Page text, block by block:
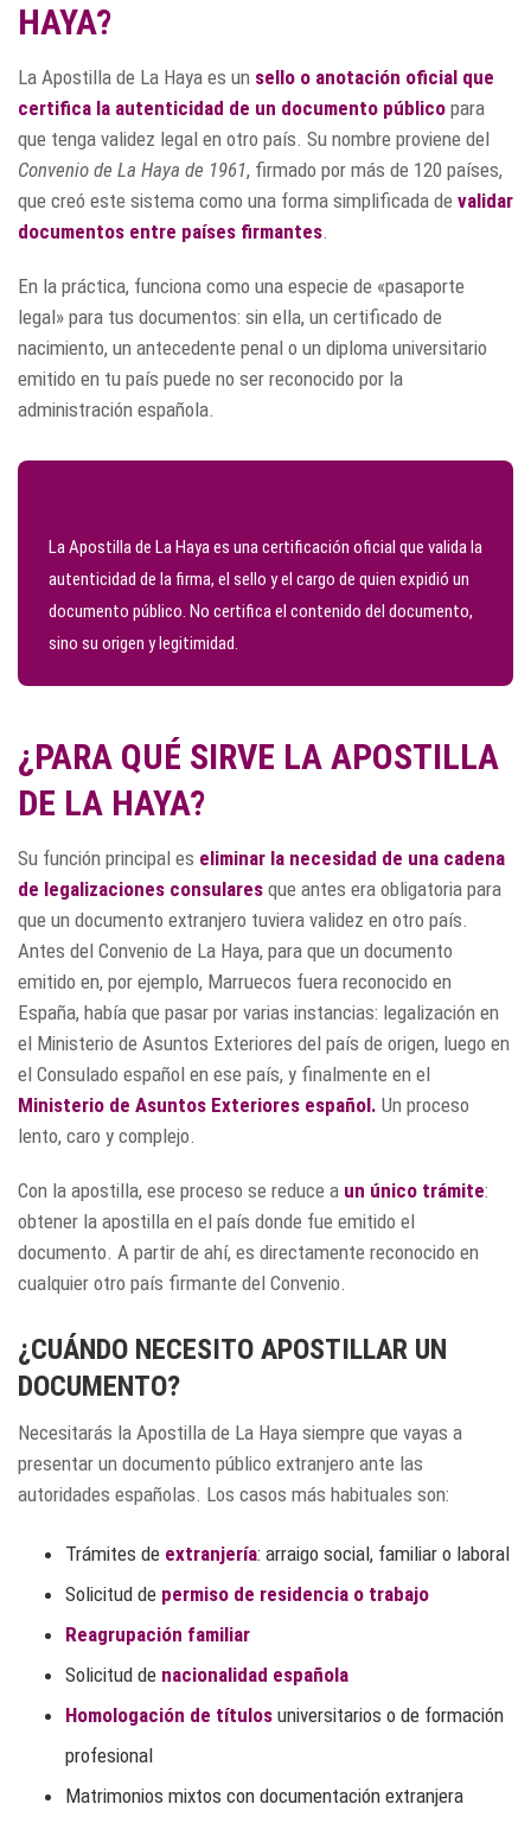
HAYA?
La Apostilla de La Haya es un sello o anotación oficial que
certifica la autenticidad de un documento público para
que tenga validez legal en otro país. Su nombre proviene del
Convenio de La Haya de 1961, firmado por más de 120 países,
que creó este sistema como una forma simplificada de validar
documentos entre países firmantes.
En la práctica, funciona como una especie de «pasaporte
legal» para tus documentos: sin ella, un certificado de
nacimiento, un antecedente penal o un diploma universitario
emitido en tu país puede no ser reconocido por la
administración española.
La Apostilla de La Haya es una certificación oficial que valida la
autenticidad de la firma, el sello y el cargo de quien expidió un
documento público. No certifica el contenido del documento,
sino su origen y legitimidad.
¿PARA QUÉ SIRVE LA APOSTILLA
DE LA HAYA?
Su función principal es eliminar la necesidad de una cadena
de legalizaciones consulares que antes era obligatoria para
que un documento extranjero tuviera validez en otro país.
Antes del Convenio de La Haya, para que un documento
emitido en, por ejemplo, Marruecos fuera reconocido en
España, había que pasar por varias instancias: legalización en
el Ministerio de Asuntos Exteriores del país de origen, luego en
el Consulado español en ese país, y finalmente en el
Ministerio de Asuntos Exteriores español. Un proceso
lento, caro y complejo.
Con la apostilla, ese proceso se reduce a un único trámite:
obtener la apostilla en el país donde fue emitido el
documento. A partir de ahí, es directamente reconocido en
cualquier otro país firmante del Convenio.
¿CUÁNDO NECESITO APOSTILLAR UN
DOCUMENTO?
Necesitarás la Apostilla de La Haya siempre que vayas a
presentar un documento público extranjero ante las
autoridades españolas. Los casos más habituales son:
Trámites de extranjería: arraigo social, familiar o laboral
Solicitud de permiso de residencia o trabajo
Reagrupación familiar
Solicitud de nacionalidad española
Homologación de títulosuniversitarios o de formación
profesional
Matrimonios mixtos con documentación extranjera